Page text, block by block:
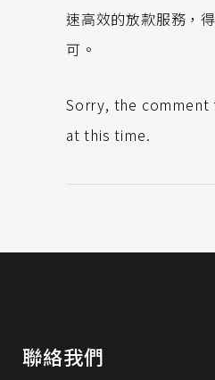
速高效的放款服務，
可。
Sorry, the comment
at this time.
聯絡我們